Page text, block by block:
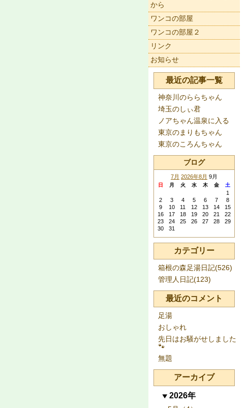
から
ワンコの部屋
ワンコの部屋２
リンク
お知らせ
最近の記事一覧
神奈川のららちゃん
埼玉のしぃ君
ノアちゃん温泉に入る
東京のまりもちゃん
東京のころんちゃん
ブログ
7月 2026年8月 9月
日 月 火 水 木 金 土
1
2
3 4 5 6 7
8
9
10 11 12 13 14
15
16
17 18 19 20 21
22
23
24 25 26 27 28
29
30
31
カテゴリー
箱根の森足湯日記(526)
管理人日記(123)
最近のコメント
足湯
おしゃれ
先日はお騒がせしました
🐾
無題
アーカイブ
2026年